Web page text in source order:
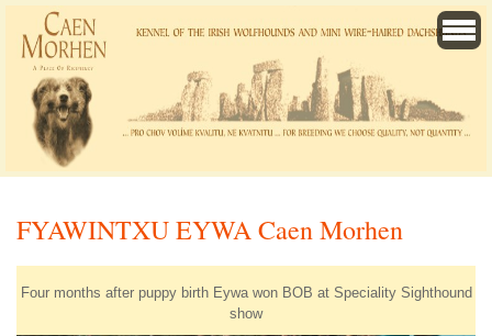
FYAWINTXU EYWA Caen Morhen
Four months after puppy birth Eywa won BOB at Speciality Sighthound
show